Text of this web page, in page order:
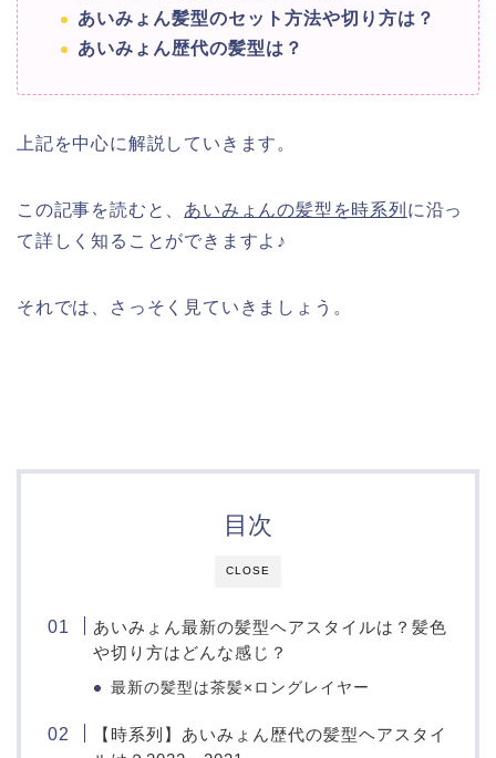
あいみょん髪型のセット方法や切り方は？
あいみょん歴代の髪型は？
上記を中心に解説していきます。
この記事を読むと、 あいみょんの髪型を時系列 に沿っ
て詳しく知ることができますよ♪
それでは、さっそく見ていきましょう。
CLOSE
目次
あいみょん最新の髪型ヘアスタイルは？髪色
や切り方はどんな感じ？
最新の髪型は茶髪×ロングレイヤー
【時系列】あいみょん歴代の髪型ヘアスタイ